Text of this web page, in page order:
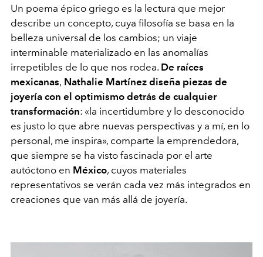
Un poema épico griego es la lectura que mejor
describe un concepto, cuya filosofía se basa en la
belleza universal de los cambios; un viaje
interminable materializado en las anomalías
irrepetibles de lo que nos rodea. De raíces
mexicanas, Nathalie Martínez diseña piezas de
joyería con el optimismo detrás de cualquier
transformación: «la incertidumbre y lo desconocido
es justo lo que abre nuevas perspectivas y a mí, en lo
personal, me inspira», comparte la emprendedora,
que siempre se ha visto fascinada por el arte
autóctono en México, cuyos materiales
representativos se verán cada vez más integrados en
creaciones que van más allá de joyería.